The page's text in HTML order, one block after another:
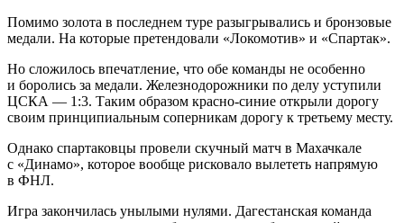
Помимо золота в последнем туре разыгрывались и бронзовые
медали. На которые претендовали «Локомотив» и «Спартак».
Но сложилось впечатление, что обе команды не особенно
и боролись за медали. Железнодорожники по делу уступили
ЦСКА — 1:3. Таким образом красно-синие открыли дорогу
своим принципиальным соперникам дорогу к третьему месту.
Однако спартаковцы провели скучный матч в Махачкале
с «Динамо», которое вообще рисковало вылететь напрямую
в ФНЛ.
Игра закончилась унылыми нулями. Дагестанская команда